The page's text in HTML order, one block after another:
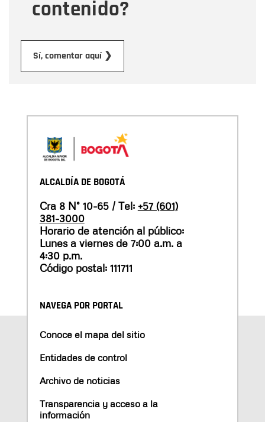
contenido?
Sí, comentar aquí ❯
ALCALDÍA DE BOGOTÁ
Cra 8 N° 10-65 / Tel: +57 (601)
381-3000
Horario de atención al público:
Lunes a viernes de 7:00 a.m. a
4:30 p.m.
Código postal: 111711
NAVEGA POR PORTAL
Conoce el mapa del sitio
Entidades de control
Archivo de noticias
Transparencia y acceso a la
información